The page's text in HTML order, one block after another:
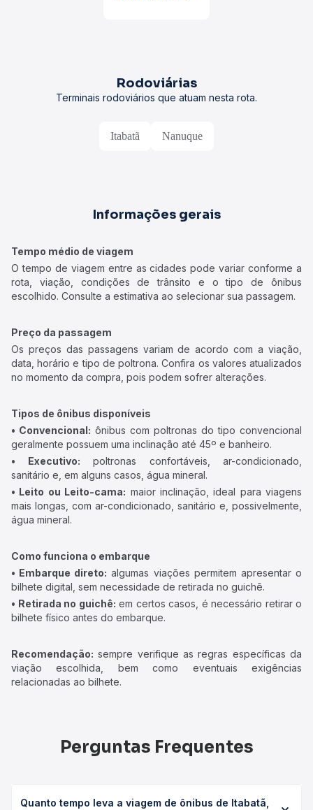
Rodoviárias
Terminais rodoviários que atuam nesta rota.
Itabatã Nanuque
Informações gerais
Tempo médio de viagem
O tempo de viagem entre as cidades pode variar conforme a
rota, viação, condições de trânsito e o tipo de ônibus
escolhido. Consulte a estimativa ao selecionar sua passagem.
Preço da passagem
Os preços das passagens variam de acordo com a viação,
data, horário e tipo de poltrona. Confira os valores atualizados
no momento da compra, pois podem sofrer alterações.
Tipos de ônibus disponíveis
• Convencional: ônibus com poltronas do tipo convencional
geralmente possuem uma inclinação até 45º e banheiro.
• Executivo: poltronas confortáveis, ar-condicionado,
sanitário e, em alguns casos, água mineral.
• Leito ou Leito-cama: maior inclinação, ideal para viagens
mais longas, com ar-condicionado, sanitário e, possivelmente,
água mineral.
Como funciona o embarque
• Embarque direto: algumas viações permitem apresentar o
bilhete digital, sem necessidade de retirada no guichê.
• Retirada no guichê: em certos casos, é necessário retirar o
bilhete físico antes do embarque.
Recomendação: sempre verifique as regras específicas da
viação escolhida, bem como eventuais exigências
relacionadas ao bilhete.
Perguntas Frequentes
Quanto tempo leva a viagem de ônibus de Itabatã,